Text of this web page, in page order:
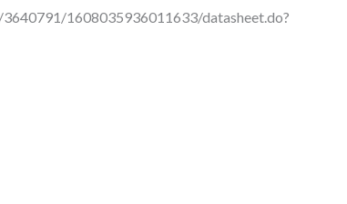
1608035936011633/datasheet.do?